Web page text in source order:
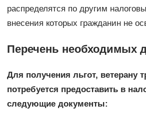
распределятся по другим
внесения которых гражданин не
Перечень необходимых
Для получения льгот, ветерану
потребуется предоставить в
следующие документы: